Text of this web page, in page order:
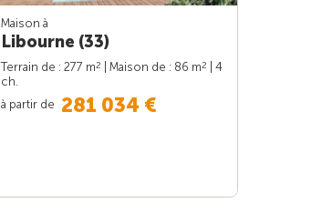
Maison à
Libourne (33)
Terrain de : 277 m2 | Maison de : 86 m2
| 4
ch.
à partir de 281 034 €